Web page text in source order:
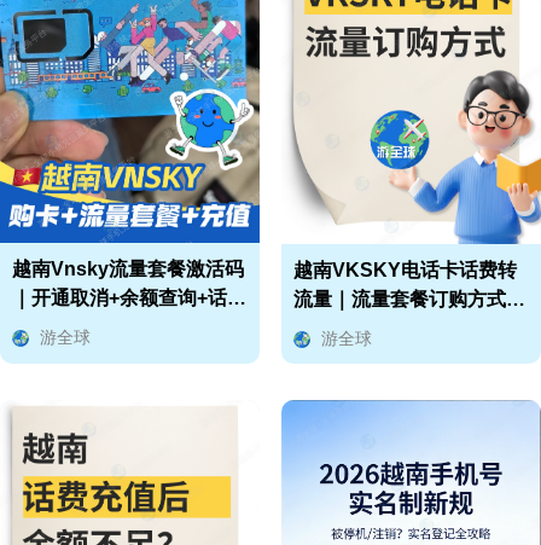
越南Vnsky流量套餐激活码
｜开通取消+余额查询+话费
充值全攻略
游全球
越南VKSKY电话卡话费转
流量｜流量套餐订购方式
（充值Mobifone话费却无
游全球